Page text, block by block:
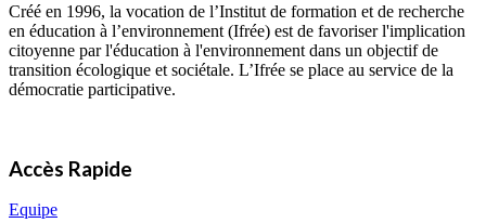
Créé en 1996, la vocation de l’Institut de formation et de recherche
en éducation à l’environnement (Ifrée) est de favoriser l'implication
citoyenne par l'éducation à l'environnement dans un objectif de
transition écologique et sociétale. L’Ifrée se place au service de la
démocratie participative.
Accès Rapide
Equipe